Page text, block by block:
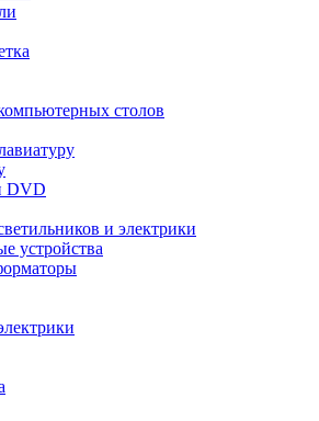
столов
DVD
и электрики
устройства